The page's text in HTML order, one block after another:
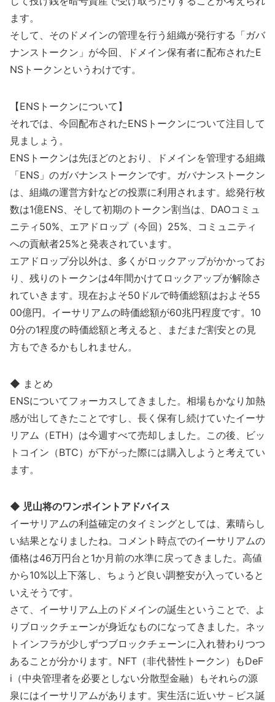
ます。
そして、そのドメインの管理を行う組織が発行する「ガバ
ナンストークン」が今回、ドメイン保有者に配布されたE
NSトークンというわけです。
【ENSトークンについて】
それでは、今回配布されたENSトークンについて注目して
見ましょう。
ENSトークンは先ほどのとおり、ドメインを管理する組織
「ENS」のガバナンストークンです。ガバナンストークン
は、組織の運営方針などの投票に利用されます。総発行枚
数は1億ENS、そして初期のトークン割当は、DAOコミュ
ニティ50%、エアドロップ（今回）25%、コミュニティ
への貢献者25%と発表されています。
エアドロップ分以外は、多くがロックアップがかかってお
り、残りのトークンは4年間かけてロックアップが解除さ
れていきます。現在およそ50ドルで時価総額はおよそ55
00億円。イーサリアムの時価総額が60兆円程度です。10
0分の1程度の時価総額と考えると、まだまだ割安との見
方もできるかもしれません。
◆ まとめ
ENSについてフォーカスしてきました。相場もかなり加熱
感が出してきたことですし、長く保有し続けていたイーサ
リアム（ETH）は今週すべて売却しました。この後、ビッ
トコイン（BTC）が下がった際には購入しようと考えてい
ます。
◆ 児山将のワンポイントアドバイス
イーサリアムの利益確定のタイミングとしては、素晴らし
い結果となりましたね。コメント時点でのイーサリアムの
価格は46万円台と1か月前の水準に戻ってきました。高値
から10%以上下落し、ちょうど良い調整安が入っていると
いえそうです。
さて、イーサリアム上のドメインの誕生ということで、よ
りブロックチェーンが身近なものになってきました。ネッ
トインフラが少しずつブロックチェーンに入れ替わりつつ
あることが分かります。NFT（非代替性トークン）もDeF
i（中央管理者を必要としない分散型金融）もそれらの源
泉にはイーサリアムがあります。実生活に近いサ－ビス誕